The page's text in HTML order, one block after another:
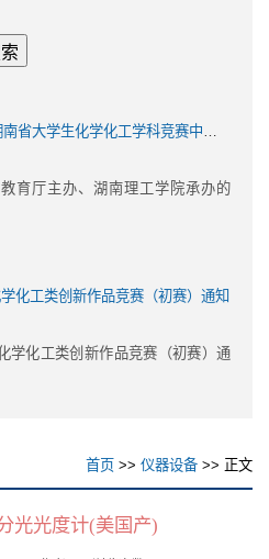
育厅主办、湖南理工学院承办的
化工类创新作品竞赛（初赛）通知
学化工类创新作品竞赛（初赛）通
首页 >> 仪器设备 >> 正文
光光度计(美国产)